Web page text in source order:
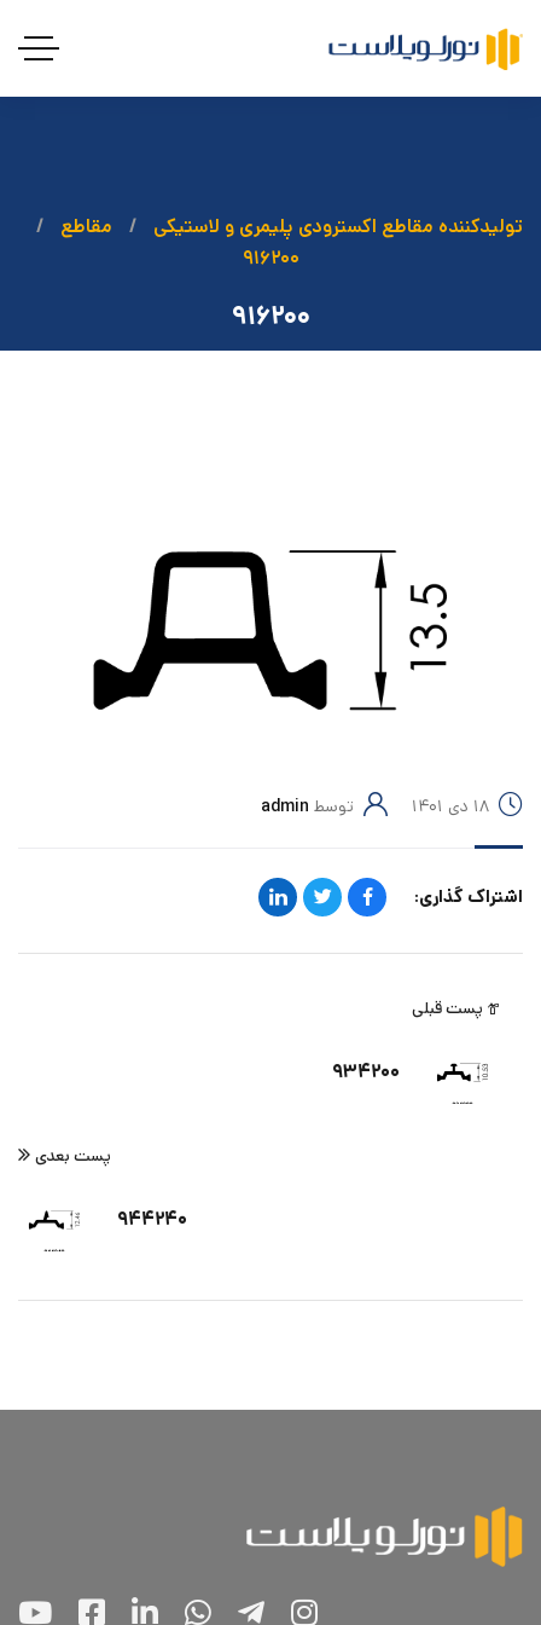
تولیدکننده مقاطع اکسترودی پلیمری و لاستیکی
مقاطع
۹۱۶۲۰۰
۹۱۶۲۰۰
۱۸ دی ۱۴۰۱ توسط admin
اشتراک گذاری:
پست قبلی
۹۳۴۲۰۰
پست بعدی
۹۴۴۲۴۰